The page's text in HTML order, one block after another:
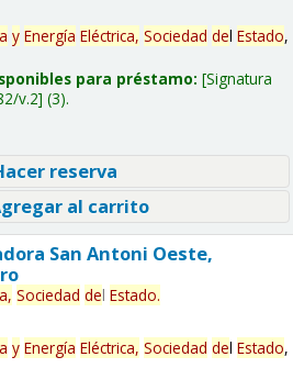
y Energía Eléctrica, Sociedad del Estado,
para préstamo: Signatura
v.2 (3).
reserva
al carrito
San Antoni Oeste,
Sociedad del Estado.
y Energía Eléctrica, Sociedad del Estado,